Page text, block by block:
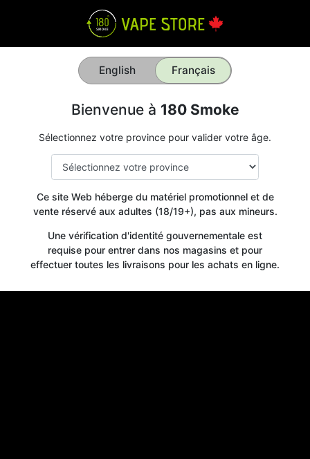
English Français
Bienvenue à 180 Smoke
Sélectionnez votre province pour valider votre âge.
Ce site Web héberge du matériel promotionnel et de
vente réservé aux adultes (18/19+), pas aux mineurs.
Une vérification d'identité gouvernementale est
requise pour entrer dans nos magasins et pour
effectuer toutes les livraisons pour les achats en ligne.